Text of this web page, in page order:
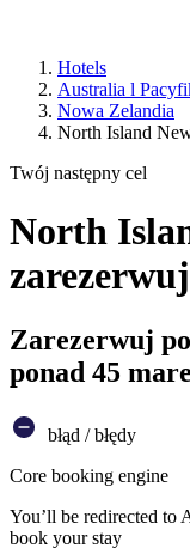
Hotels
Australia l
Nowa Zelandia
North Island
Twój następny cel
North
Zarezerwuj
ponad 45
błąd / błędy
Core booking engine
You’ll be redirected to
book your stay